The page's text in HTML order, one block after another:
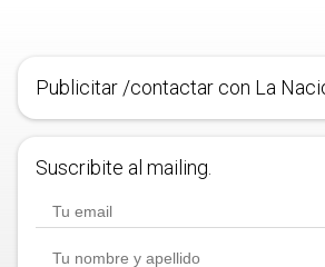
Publicitar /contactar con La
Suscribite al mailing.